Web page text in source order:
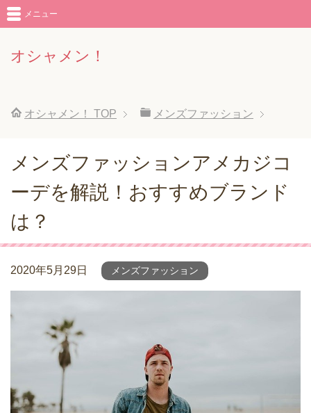
オシャメン！
メニュー
オシャメン！ TOP メンズファッション
メンズファッションアメカジコ
ーデを解説！おすすめブランド
は？
2020年5月29日 メンズファッション